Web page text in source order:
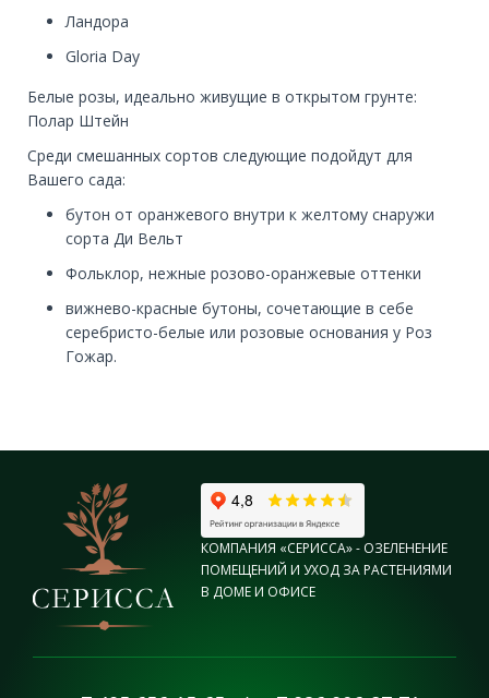
Ландора
Gloria Day
Белые розы, идеально живущие в открытом грунте:
Полар Штейн
Среди смешанных сортов следующие подойдут для
Вашего сада:
бутон от оранжевого внутри к желтому снаружи
сорта Ди Вельт
Фольклор, нежные розово-оранжевые оттенки
вижнево-красные бутоны, сочетающие в себе
серебристо-белые или розовые основания у Роз
Гожар.
КОМПАНИЯ «СЕРИССА» - ОЗЕЛЕНЕНИЕ
ПОМЕЩЕНИЙ И УХОД ЗА РАСТЕНИЯМИ
В ДОМЕ И ОФИСЕ